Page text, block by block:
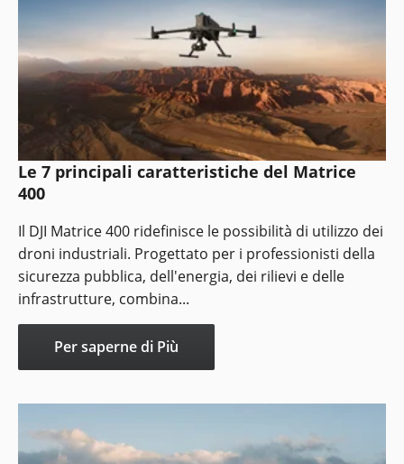
Le 7 principali caratteristiche del Matrice
400
Il DJI Matrice 400 ridefinisce le possibilità di utilizzo dei
droni industriali. Progettato per i professionisti della
sicurezza pubblica, dell'energia, dei rilievi e delle
infrastrutture, combina...
Per saperne di Più